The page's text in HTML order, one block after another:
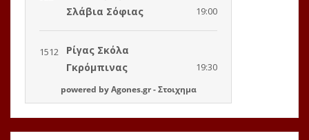
powered byAgones.gr-Στοιχημα